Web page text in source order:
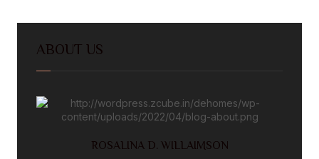
ABOUT US
ROSALINA D. WILLAIMSON